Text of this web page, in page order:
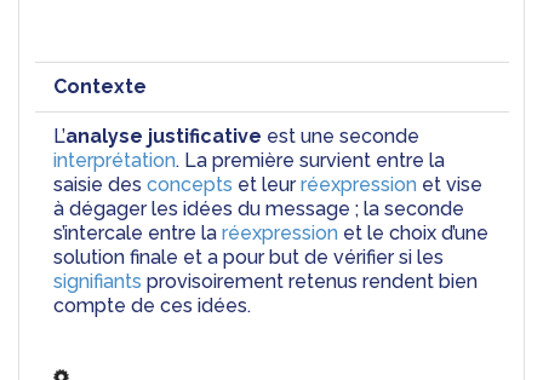
Contexte
L’analyse justificative
interprétation. La première survient entre la
saisie des concepts et leur réexpression et vise
à dégager les idées du message ; la seconde
s’intercale entre la réexpression et le choix d’une
signifiants provisoirement retenus rendent bien
compte de ces idées.